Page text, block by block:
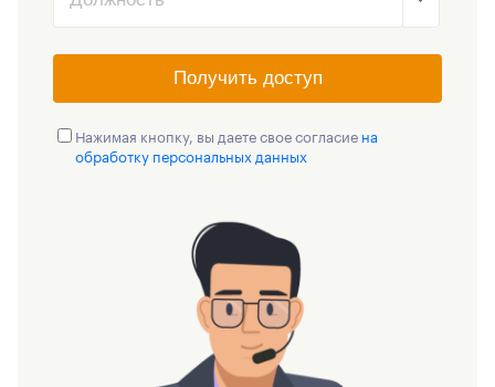
Получить доступ
Нажимая кнопку, вы даете свое согласие на
обработку персональных данных